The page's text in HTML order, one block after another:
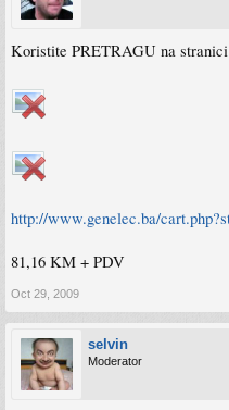
Koristite PRETRAGU na
http://www.genelec.ba/
81,16 KM + PDV
Oct 29, 2009
selvin
Moderator